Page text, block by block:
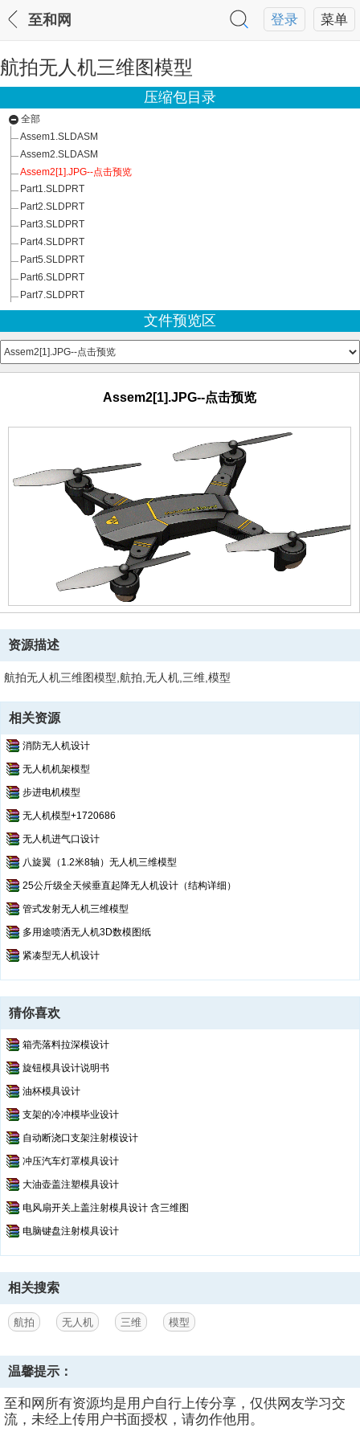
菜单
登录
至和网
航拍无人机三维图模型
压缩包目录
全部
Assem1.SLDASM
Assem2.SLDASM
Assem2[1].JPG--点击预览
Part1.SLDPRT
Part2.SLDPRT
Part3.SLDPRT
Part4.SLDPRT
Part5.SLDPRT
Part6.SLDPRT
Part7.SLDPRT
文件预览区
Assem2[1].JPG--点击预览
资源描述
航拍无人机三维图模型,航拍,无人机,三维,模型
相关资源
消防无人机设计
无人机机架模型
步进电机模型
无人机模型+1720686
无人机进气口设计
八旋翼（1.2米8轴）无人机三维模型
25公斤级全天候垂直起降无人机设计（结构详细）
管式发射无人机三维模型
多用途喷洒无人机3D数模图纸
紧凑型无人机设计
猜你喜欢
箱壳落料拉深模设计
旋钮模具设计说明书
油杯模具设计
支架的冷冲模毕业设计
自动断浇口支架注射模设计
冲压汽车灯罩模具设计
大油壶盖注塑模具设计
电风扇开关上盖注射模具设计 含三维图
电脑键盘注射模具设计
相关搜索
航拍 无人机 三维 模型
温馨提示：
至和网所有资源均是用户自行上传分享，仅供网友学习交
流，未经上传用户书面授权，请勿作他用。